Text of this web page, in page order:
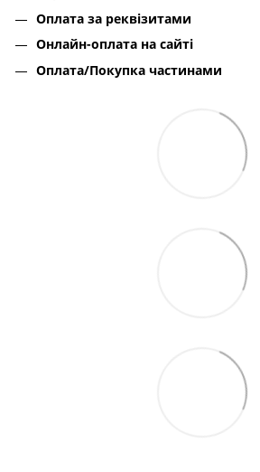
Оплата за реквізитами
Онлайн-оплата на сайті
Оплата/Покупка частинами